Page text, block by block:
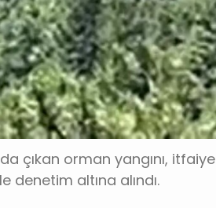
çıkan orman yangını, itfaiye
altına alındı.